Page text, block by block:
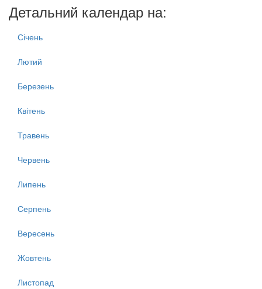
Детальний календар на:
Січень
Лютий
Березень
Квітень
Травень
Червень
Липень
Серпень
Вересень
Жовтень
Листопад